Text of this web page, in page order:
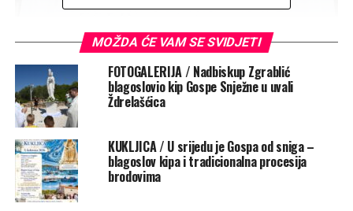
MOŽDA ĆE VAM SE SVIDJETI
FOTOGALERIJA / Nadbiskup Zgrablić
blagoslovio kip Gospe Snježne u uvali
Ždrelašćica
KUKLJICA / U srijedu je Gospa od sniga –
blagoslov kipa i tradicionalna procesija
brodovima